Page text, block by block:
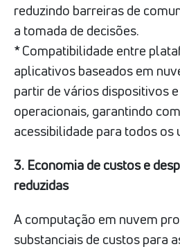
reduzindo barreiras de
a tomada de decisões.
* Compatibilidade entre
aplicativos baseados em
partir de vários dispositivos
operacionais, garantindo
acessibilidade para todos os
3. Economia de custos e
reduzidas
A computação em nuvem
substanciais de custos para